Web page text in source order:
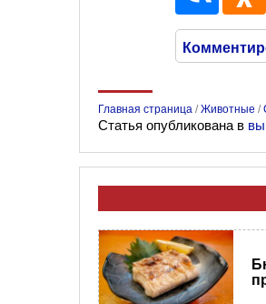
Главная страница /Животные /
Статья опубликована в